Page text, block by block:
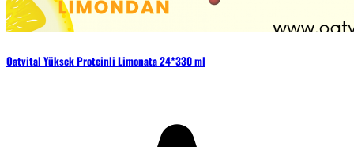
Oatvital Yüksek Proteinli Limonata 24*330 ml